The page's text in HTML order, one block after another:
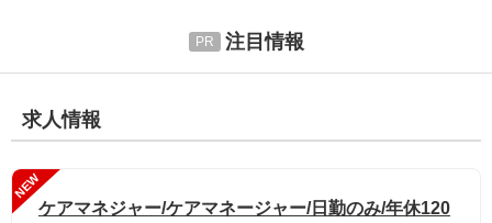
注目情報
求人情報
NEW
ケアマネジャー/ケアマネージャー/日勤のみ/年休120